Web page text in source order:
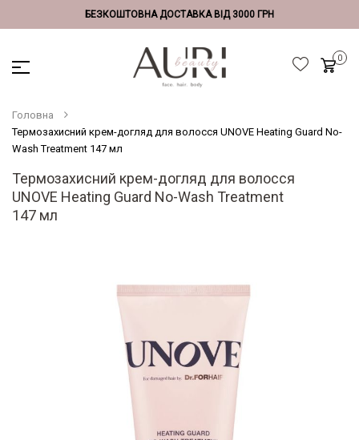
БЕЗКОШТОВНА ДОСТАВКА ВІД 3000 ГРН
Головна
Термозахисний крем-догляд для волосся UNOVE Heating Guard No-
Wash Treatment 147 мл
Термозахисний крем-догляд для волосся
UNOVE Heating Guard No-Wash Treatment
147 мл